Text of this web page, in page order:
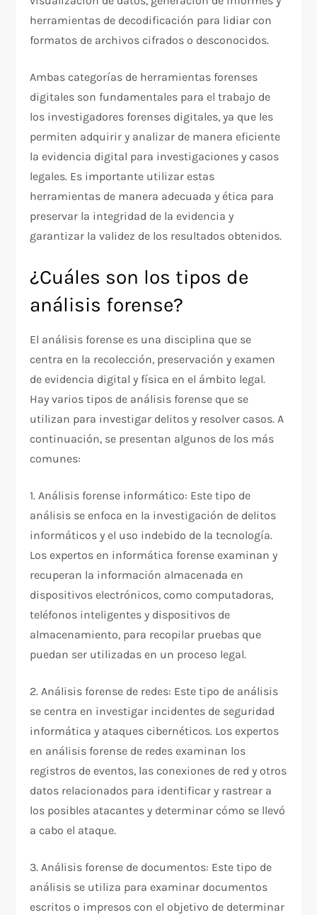
herramientas de decodificación para lidiar con
formatos de archivos cifrados o desconocidos.
Ambas categorías de herramientas forenses
digitales son fundamentales para el trabajo de
los investigadores forenses digitales, ya que les
permiten adquirir y analizar de manera eficiente
la evidencia digital para investigaciones y casos
legales. Es importante utilizar estas
herramientas de manera adecuada y ética para
preservar la integridad de la evidencia y
garantizar la validez de los resultados obtenidos.
¿Cuáles son los tipos de
análisis forense?
El análisis forense es una disciplina que se
centra en la recolección, preservación y examen
de evidencia digital y física en el ámbito legal.
Hay varios tipos de análisis forense que se
utilizan para investigar delitos y resolver casos. A
continuación, se presentan algunos de los más
comunes:
1. Análisis forense informático: Este tipo de
análisis se enfoca en la investigación de delitos
informáticos y el uso indebido de la tecnología.
Los expertos en informática forense examinan y
recuperan la información almacenada en
dispositivos electrónicos, como computadoras,
teléfonos inteligentes y dispositivos de
almacenamiento, para recopilar pruebas que
puedan ser utilizadas en un proceso legal.
2. Análisis forense de redes: Este tipo de análisis
se centra en investigar incidentes de seguridad
informática y ataques cibernéticos. Los expertos
en análisis forense de redes examinan los
registros de eventos, las conexiones de red y otros
datos relacionados para identificar y rastrear a
los posibles atacantes y determinar cómo se llevó
a cabo el ataque.
3. Análisis forense de documentos: Este tipo de
análisis se utiliza para examinar documentos
escritos o impresos con el objetivo de determinar